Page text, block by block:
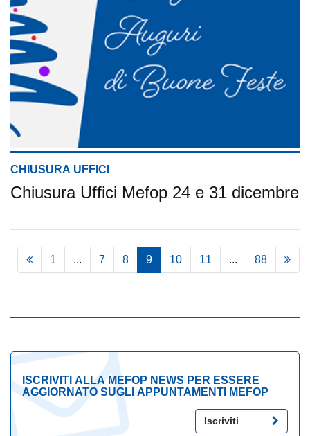
CHIUSURA UFFICI
Chiusura Uffici Mefop 24 e 31 dicembre
1 ... 7 8 9 10 11 ... 88
ISCRIVITI ALLA MEFOP NEWS PER ESSERE
AGGIORNATO SUGLI APPUNTAMENTI MEFOP
Iscriviti